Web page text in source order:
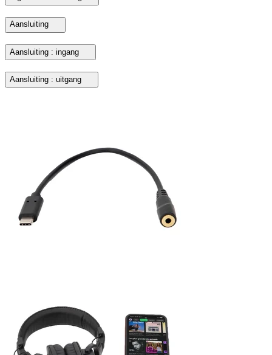
Aansluiting
Aansluiting : ingang
Aansluiting : uitgang